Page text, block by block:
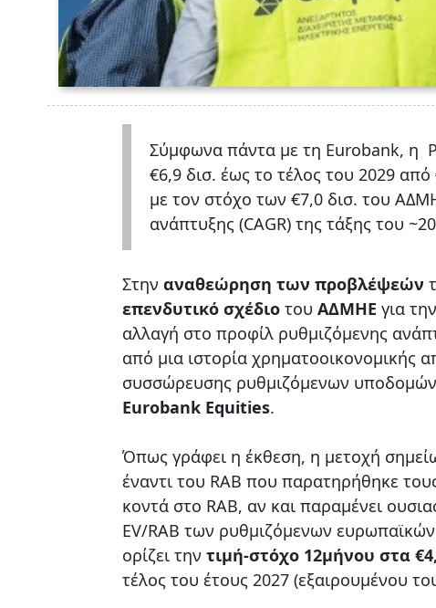
Σύμφωνα πάντα με τη Eurobank, η
€6,9 δισ. έως το τέλος του 2029 από
με τον στόχο των €7,0 δισ. του
ανάπτυξης (CAGR) της τάξης του
Στην αναθεώρηση των προβλέψεών
επενδυτικό σχέδιο του ΑΔΜΗΕ για
αλλαγή στο προφίλ ρυθμιζόμενης
από μια ιστορία
συσσώρευσης ρυθμιζόμενων
Eurobank Equities.
Όπως γράφει η έκθεση, η μετοχή
έναντι του RAB που παρατηρήθηκε
κοντά στο RAB, αν και παραμένει
EV/RAB των ρυθμιζόμενων
ορίζει την τιμή-στόχο 12μήνου στα
τέλος του έτους 2027 (εξαιρουμένου